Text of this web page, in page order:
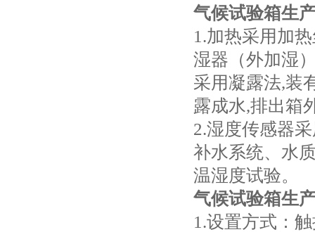
气候试验箱生
1.加热采用加
湿器（外加湿
采用凝露法,装
露成水,排出箱
2.湿度传感器
补水系统、水
温湿度试验。
气候试验箱生
1.设置方式：